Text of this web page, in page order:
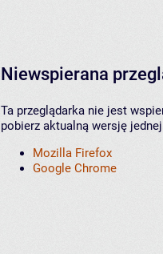
Niewspierana
Ta przeglądarka nie jest
pobierz aktualną wersję
Mozilla Firefox
Google Chrome